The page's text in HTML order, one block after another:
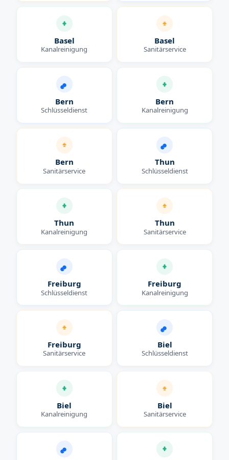
Basel
Kanalreinigung
Basel
Sanitärservice
Bern
Schlüsseldienst
Bern
Kanalreinigung
Bern
Sanitärservice
Thun
Schlüsseldienst
Thun
Kanalreinigung
Thun
Sanitärservice
Freiburg
Schlüsseldienst
Freiburg
Kanalreinigung
Freiburg
Sanitärservice
Biel
Schlüsseldienst
Biel
Kanalreinigung
Biel
Sanitärservice